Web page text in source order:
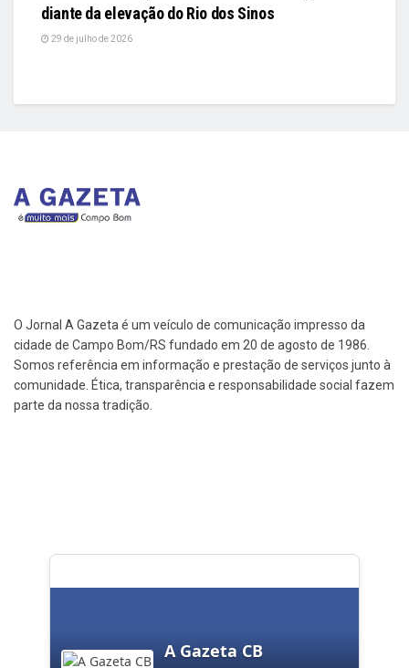
diante da elevação do Rio dos Sinos
29 de julho de 2026
O Jornal A Gazeta é um veículo de comunicação impresso da
cidade de Campo Bom/RS fundado em 20 de agosto de 1986.
Somos referência em informação e prestação de serviços junto à
comunidade. Ética, transparência e responsabilidade social fazem
parte da nossa tradição.
A Gazeta CB